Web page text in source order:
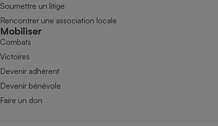
Soumettre un litige
Rencontrer une association locale
Mobiliser
Combats
Victoires
Devenir adhérent
Devenir bénévole
Faire un don